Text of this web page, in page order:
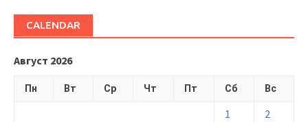
CALENDAR
Август 2026
Пн Вт Ср Чт Пт Сб Вс
1
2